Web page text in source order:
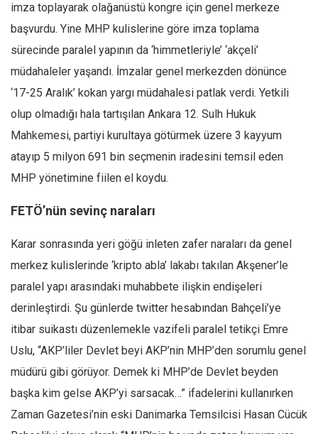
imza toplayarak olağanüstü kongre için genel merkeze
başvurdu. Yine MHP kulislerine göre imza toplama
sürecinde paralel yapının da ‘himmetleriyle’ ‘akçeli’
müdahaleler yaşandı. İmzalar genel merkezden dönünce
‘17-25 Aralık’ kokan yargı müdahalesi patlak verdi. Yetkili
olup olmadığı hala tartışılan Ankara 12. Sulh Hukuk
Mahkemesi, partiyi kurultaya götürmek üzere 3 kayyum
atayıp 5 milyon 691 bin seçmenin iradesini temsil eden
MHP yönetimine fiilen el koydu.
FETÖ’nün sevinç naraları
Karar sonrasında yeri göğü inleten zafer naraları da genel
merkez kulislerinde ‘kripto abla’ lakabı takılan Akşener’le
paralel yapı arasındaki muhabbete ilişkin endişeleri
derinleştirdi. Şu günlerde twitter hesabından Bahçeli’ye
itibar suikastı düzenlemekle vazifeli paralel tetikçi Emre
Uslu, “AKP’liler Devlet beyi AKP’nin MHP’den sorumlu genel
müdürü gibi görüyor. Demek ki MHP’de Devlet beyden
başka kim gelse AKP’yi sarsacak…” ifadelerini kullanırken
Zaman Gazetesi’nin eski Danimarka Temsilcisi Hasan Cücük